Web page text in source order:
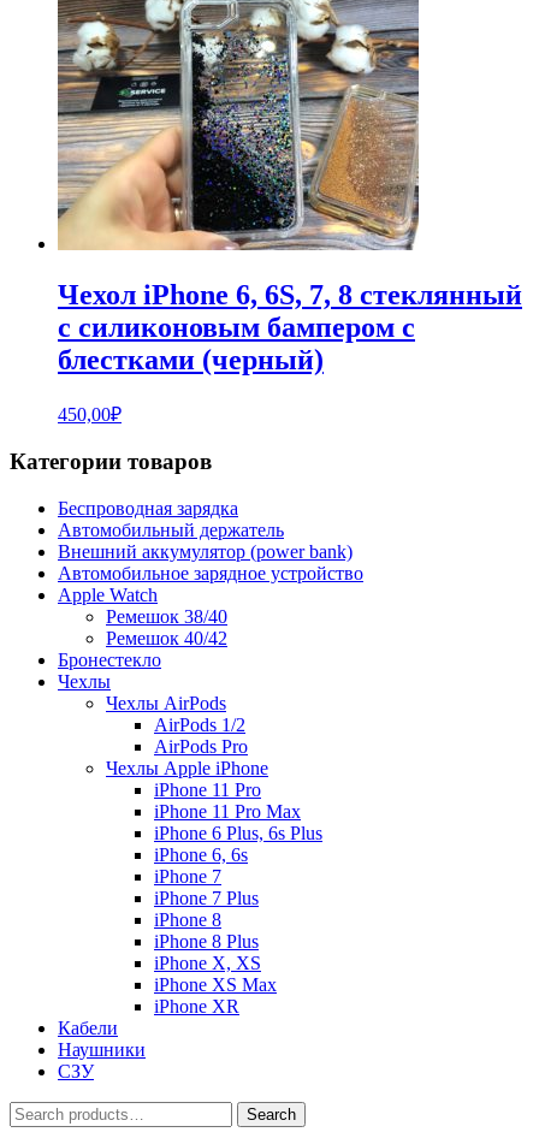
Чехол iPhone 6, 6S, 7, 8 стеклянный
с силиконовым бампером с
блестками (черный)
450,00₽
Категории товаров
Беспроводная зарядка
Автомобильный держатель
Внешний аккумулятор (power bank)
Автомобильное зарядное устройство
Apple Watch
Ремешок 38/40
Ремешок 40/42
Бронестекло
Чехлы
Чехлы AirPods
AirPods 1/2
AirPods Pro
Чехлы Apple iPhone
iPhone 11 Pro
iPhone 11 Pro Max
iPhone 6 Plus, 6s Plus
iPhone 6, 6s
iPhone 7
iPhone 7 Plus
iPhone 8
iPhone 8 Plus
iPhone X, XS
iPhone XS Max
iPhone XR
Кабели
Наушники
СЗУ
Search
for:
Search